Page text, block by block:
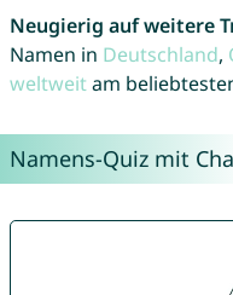
Neugierig auf weitere
Namen in Deutschland,
weltweitam
Namens-Quiz mit